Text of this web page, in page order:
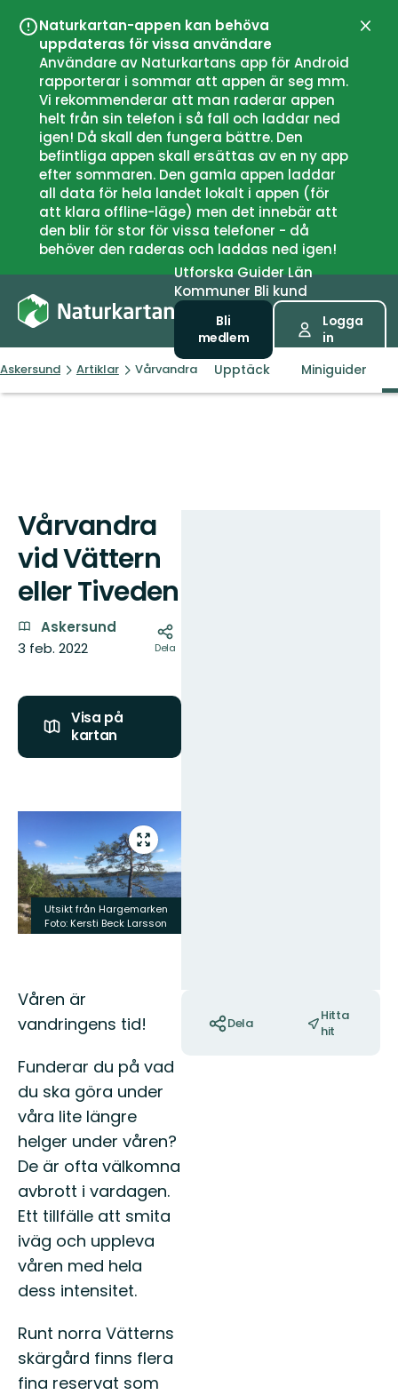
Naturkartan-appen kan behöva
uppdateras för vissa användare
Användare av Naturkartans app för Android
rapporterar i sommar att appen är seg mm.
Vi rekommenderar att man raderar appen
helt från sin telefon i så fall och laddar ned
igen! Då skall den fungera bättre. Den
befintliga appen skall ersättas av en ny app
efter sommaren. Den gamla appen laddar
all data för hela landet lokalt i appen (för
att klara offline-läge) men det innebär att
den blir för stor för vissa telefoner - då
behöver den raderas och laddas ned igen!
UtforskaGuiderLän
Kommuner Bli kund
Bli
medlem
Logga
in
Askersund Artiklar Vårvandra vid Vättern eller Tiveden
Upptäck Miniguider
Vårvandra
vid Vättern
eller Tiveden
Askersund
3 feb. 2022
Dela
Visa på
kartan
Gå
till
helskärmsläge
Utsikt från Hargemarken
Foto: Kersti Beck Larsson
Våren är
vandringens tid!
Funderar du på vad
du ska göra under
våra lite längre
helger under våren?
De är ofta välkomna
avbrott i vardagen.
Ett tillfälle att smita
iväg och uppleva
våren med hela
dess intensitet.
Runt norra Vätterns
skärgård finns flera
fina reservat som
Dela
Hitta
hit